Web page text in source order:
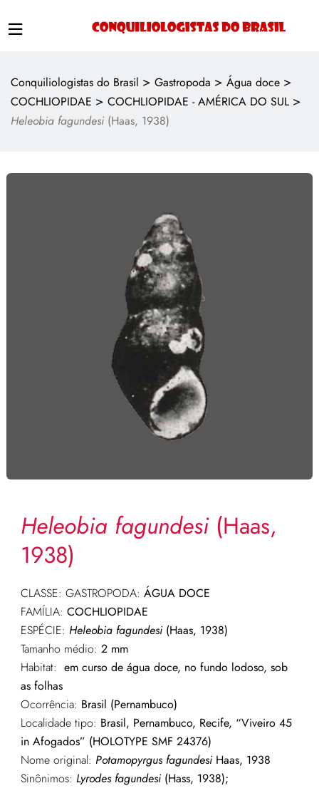
Conquiliologistas do Brasil > Gastropoda > Água doce >
COCHLIOPIDAE > COCHLIOPIDAE - AMÉRICA DO SUL >
Heleobia fagundesi (Haas, 1938)
Heleobia fagundesi(Haas,
1938)
CLASSE: GASTROPODA: ÁGUA DOCE
FAMÍLIA: COCHLIOPIDAE
ESPÉCIE: Heleobia fagundesi(Haas, 1938)
Tamanho médio: 2 mm
Habitat: em curso de água doce, no fundo lodoso, sob
as folhas
Ocorrência: Brasil (Pernambuco)
Localidade tipo: Brasil, Pernambuco, Recife, “Viveiro 45
in Afogados” (HOLOTYPE SMF 24376)
Nome original: Potamopyrgus fagundesiHaas, 1938
Sinônimos: Lyrodes fagundesi(Hass, 1938);